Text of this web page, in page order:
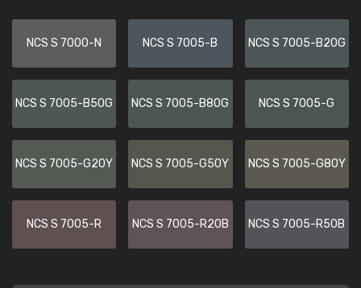
NCS S 7000-N NCS S 7005-B NCS S 7005-B20G
NCS S 7005-B50G NCS S 7005-B80G NCS S 7005-G
NCS S 7005-G20Y NCS S 7005-G50Y NCS S 7005-G80Y
NCS S 7005-R NCS S 7005-R20B NCS S 7005-R50B